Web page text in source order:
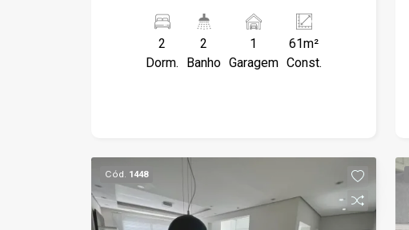
ÁREA DE SERVIÇO, 01 VAGA DE
GARAGEM. O CONDOMÍNIO POSSUI
PORTARIA 24 HORAS E ÁREA DE
SOFRER ALTERAÇÕES COM O TEMPO.
FAVOR CONFIRMAR VALORES NA
IMOBILIÁRIA.
2
Dorm.
2
Banho
1
Garagem
61m²
Const.
Cód. 1448